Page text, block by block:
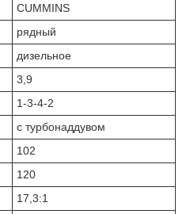
CUMMINS
рядный
дизельное
3,9
1-3-4-2
с турбонаддувом
102
120
17,3:1